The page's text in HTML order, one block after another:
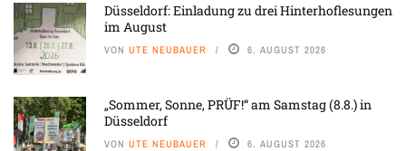
Düsseldorf: Einladung zu drei Hinterhoflesungen
im August
VON UTE NEUBAUER 6. AUGUST 2026
„Sommer, Sonne, PRÜF!“ am Samstag (8.8.) in
Düsseldorf
VON UTE NEUBAUER 6. AUGUST 2026